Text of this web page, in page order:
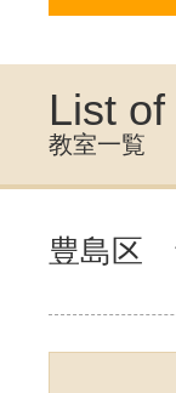
List
教室一覧
豊島区